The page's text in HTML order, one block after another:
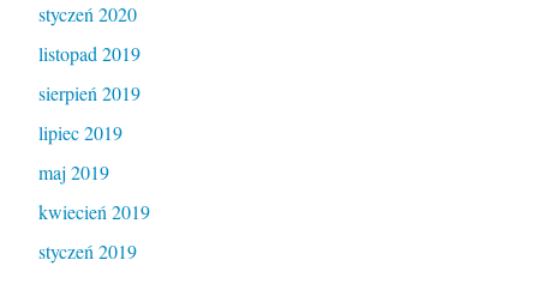
styczeń 2020
listopad 2019
sierpień 2019
lipiec 2019
maj 2019
kwiecień 2019
styczeń 2019